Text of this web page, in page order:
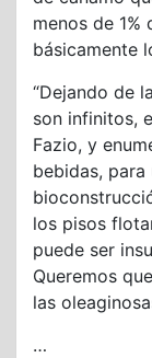
menos de
básicamente
“Dejando de
son infinitos,
Fazio, y
bebidas, para
los pisos
puede ser
Queremos
las
…